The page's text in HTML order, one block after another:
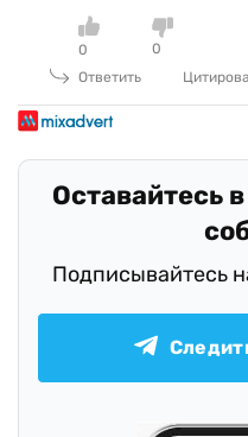
0
0
Ответить
Оставайтесь
Подписывайтесь